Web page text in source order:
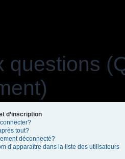
questions
d’inscription
tout?
déconnecté?
d’apparaître dans la liste des utilisateurs